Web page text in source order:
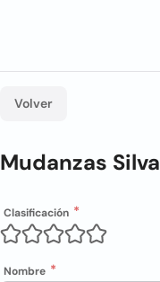
Volver
Mudanzas Silva
Clasificación
Nombre